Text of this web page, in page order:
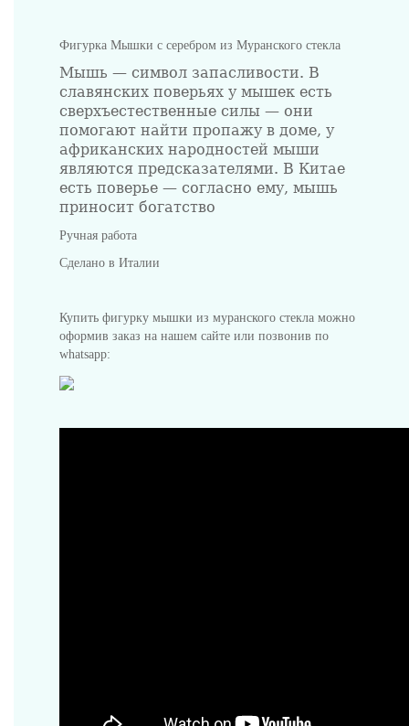
Кувшины Мурано
Предметы интерьера
Фигурка Мышки с серебром из Муранского стекла
Мышь — символ запасливости. В
славянских поверьях у мышек есть
сверхъестественные силы — они
помогают найти пропажу в доме, у
африканских народностей мыши
являются предсказателями. В Китае
есть поверье — согласно ему, мышь
приносит богатство
Ручная работа
Сделано в Италии
Купить фигурку мышки из муранского стекла можно
оформив заказ на нашем сайте или позвонив по
whatsapp: